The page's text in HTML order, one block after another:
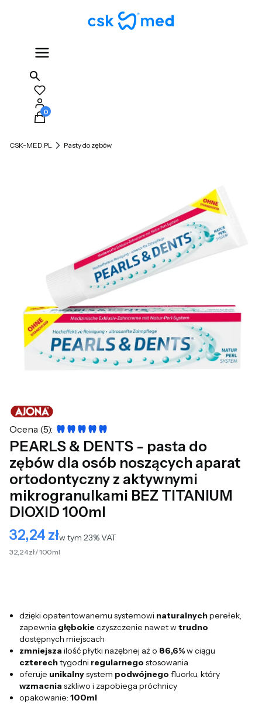
Produkty w koszyku: 0. Zobacz szczegóły
CSK-MED.PL Pasty do zębów
Ocena (5):
PEARLS & DENTS - pasta do
zębów dla osób noszących aparat
ortodontyczny z aktywnymi
mikrogranulkami BEZ TITANIUM
DIOXID 100ml
Cena
32,24 złw tym 23% VAT
w tym 23%VAT
32,24 zł / 100ml
dzięki opatentowanemu systemowi naturalnychperełek,
zapewnia głębokieczyszczenie nawet wtrudno
dostępnych miejscach
zmniejszailość płytki nazębnej aż o 86,6%w ciągu
czterechtygodni regularnego stosowania
oferuje unikalnysystem podwójnego fluorku, który
wzmacniaszkliwo i zapobiega próchnicy
opakowanie: 100ml